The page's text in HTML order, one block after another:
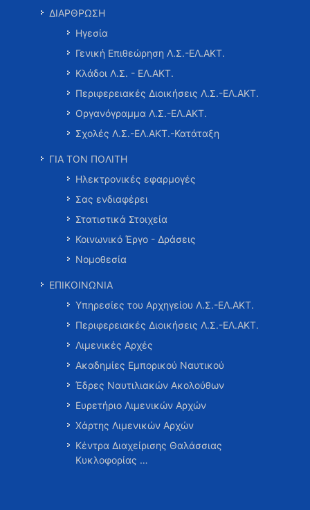
ΔΙΑΡΘΡΩΣΗ
Ηγεσία
Γενική Επιθεώρηση Λ.Σ.-ΕΛ.ΑΚΤ.
Κλάδοι Λ.Σ. - ΕΛ.ΑΚΤ.
Περιφερειακές Διοικήσεις Λ.Σ.-ΕΛ.ΑΚΤ.
Οργανόγραμμα Λ.Σ.-ΕΛ.ΑΚΤ.
Σχολές Λ.Σ.-ΕΛ.ΑΚΤ.-Κατάταξη
ΓΙΑ ΤΟΝ ΠΟΛΙΤΗ
Ηλεκτρονικές εφαρμογές
Σας ενδιαφέρει
Στατιστικά Στοιχεία
Κοινωνικό Έργο - Δράσεις
Νομοθεσία
ΕΠΙΚΟΙΝΩΝΙΑ
Υπηρεσίες του Αρχηγείου Λ.Σ.-ΕΛ.ΑΚΤ.
Περιφερειακές Διοικήσεις Λ.Σ.-ΕΛ.ΑΚΤ.
Λιμενικές Αρχές
Ακαδημίες Εμπορικού Ναυτικού
Έδρες Ναυτιλιακών Ακολούθων
Ευρετήριο Λιμενικών Αρχών
Χάρτης Λιμενικών Αρχών
Κέντρα Διαχείρισης Θαλάσσιας
Κυκλοφορίας …